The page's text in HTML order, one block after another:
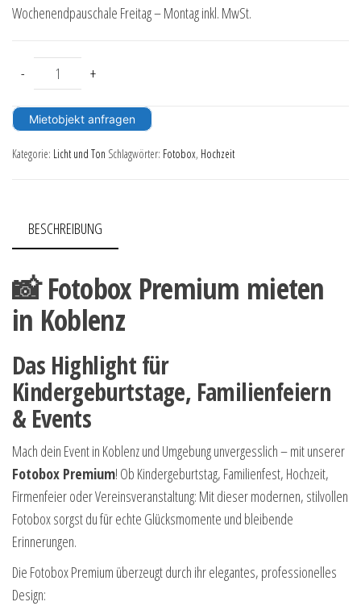
Wochenendpauschale Freitag – Montag inkl. MwSt.
- Fotobox Premium Menge
+
Mietobjekt anfragen
Kategorie: Licht und Ton Schlagwörter: Fotobox, Hochzeit
BESCHREIBUNG
📸 Fotobox Premium mieten
in Koblenz
Das Highlight für
Kindergeburtstage, Familienfeiern
& Events
Mach dein Event in Koblenz und Umgebung unvergesslich – mit unserer
Fotobox Premium! Ob Kindergeburtstag, Familienfest, Hochzeit,
Firmenfeier oder Vereinsveranstaltung: Mit dieser modernen, stilvollen
Fotobox sorgst du für echte Glücksmomente und bleibende
Erinnerungen.
Die Fotobox Premium überzeugt durch ihr elegantes, professionelles
Design: